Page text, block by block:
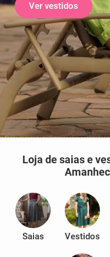
Ver vestidos
Loja de saias e
Saias Vestidos